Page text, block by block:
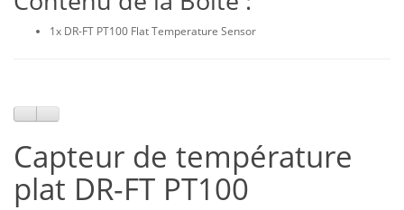
1x DR-FT PT100 Flat Temperature Sensor
Capteur de température
plat DR-FT PT100